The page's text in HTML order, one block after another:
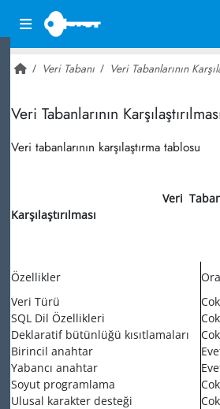
Veri Tabanı Veri Tabanlarının
Veri Tabanlarının
Veri tabanlarının karşılaştırma tablosu
Veri
Karşılaştırılması
Özellikler
Veri Türü
SQL Dil Özellikleri
Deklaratif bütünlüğü kısıtlamaları
Birincil anahtar
Yabancı anahtar
Soyut programlama
Ulusal karakter desteği